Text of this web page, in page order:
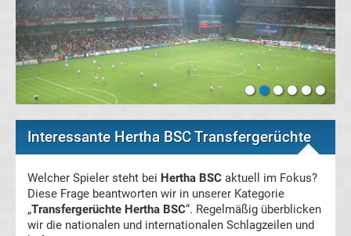
FC
Köln
Transfergerüchte
Magdeburg
Interessante Hertha BSC Transfergerüchte
Welcher Spieler steht bei Hertha BSC aktuell im Fokus?
Diese Frage beantworten wir in unserer Kategorie
„Transfergerüchte Hertha BSC“. Regelmäßig überblicken
wir die nationalen und internationalen Schlagzeilen und